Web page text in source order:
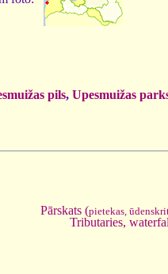
pils, Upesmuižas
Pārskats (pietekas,
Tributaries,